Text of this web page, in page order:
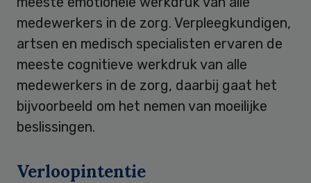
medewerkers in de zorg. Verpleegkundigen,
artsen en medisch specialisten ervaren de
meeste cognitieve werkdruk van alle
medewerkers in de zorg, daarbij gaat het
bijvoorbeeld om het nemen van moeilijke
beslissingen.
Verloopintentie